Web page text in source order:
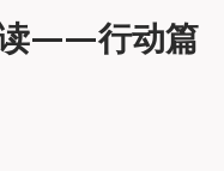
读——行动篇